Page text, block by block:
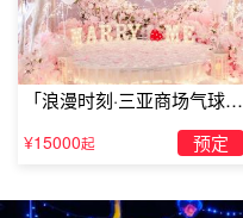
「浪漫时刻·三亚商场气球雨
惊喜求婚」
¥15000起 预定